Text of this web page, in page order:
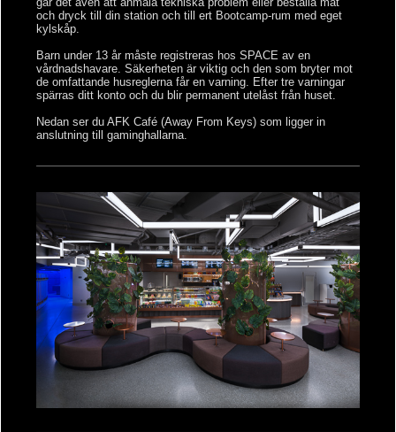
och dryck till din station och till ert Bootcamp-rum med eget
kylskåp.
Barn under 13 år måste registreras hos SPACE av en
vårdnadshavare. Säkerheten är viktig och den som bryter mot
de omfattande husreglerna får en varning. Efter tre varningar
spärras ditt konto och du blir permanent utelåst från huset.
Nedan ser du AFK Café (Away From Keys) som ligger in
anslutning till gaminghallarna.